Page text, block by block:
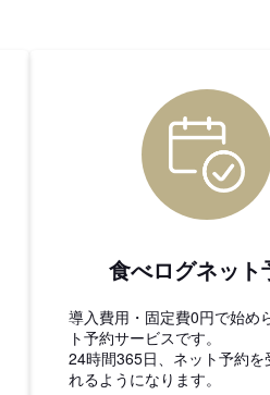
食べログネット
導入費用・固定費0円で始め
ト予約サービスです。
24時間365日、ネット予約を
れるようになります。